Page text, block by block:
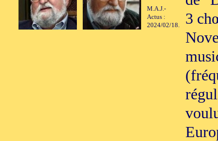
M.A.J.-
Actus :
2024/02/18.
3